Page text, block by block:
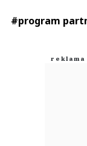
#program